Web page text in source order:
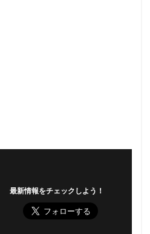
最新情報をチェックしよう！